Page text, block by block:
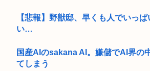
【悲報】野獣邸、早くも人でいっ
い…
国産AIのsakana AI。嫌儲でAI界の
てしまう